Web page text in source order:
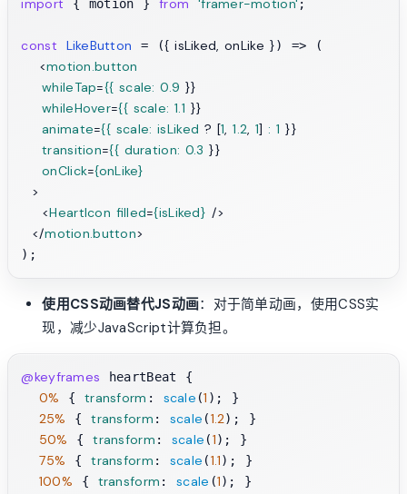
import { motion } from 'framer-motion' ;
const LikeButton = ({ isLiked, onLike }) => (
<motion.button
whileTap={{ scale: 0.9 }}
whileHover={{ scale: 1.1 }}
animate={{ scale: isLiked ? [1, 1.2, 1] : 1 }}
transition={{ duration: 0.3 }}
onClick={onLike}
  >
<HeartIcon filled={isLiked} />
</motion.button>
使用CSS动画替代JS动画：对于简单动画，使用CSS实
现，减少JavaScript计算负担。
@keyframes heartBeat {
0% { transform : scale (1 ); }
25% { transform : scale (1.2); }
50% { transform : scale (1); }
75% { transform : scale (1.1); }
100% { transform : scale (1); }